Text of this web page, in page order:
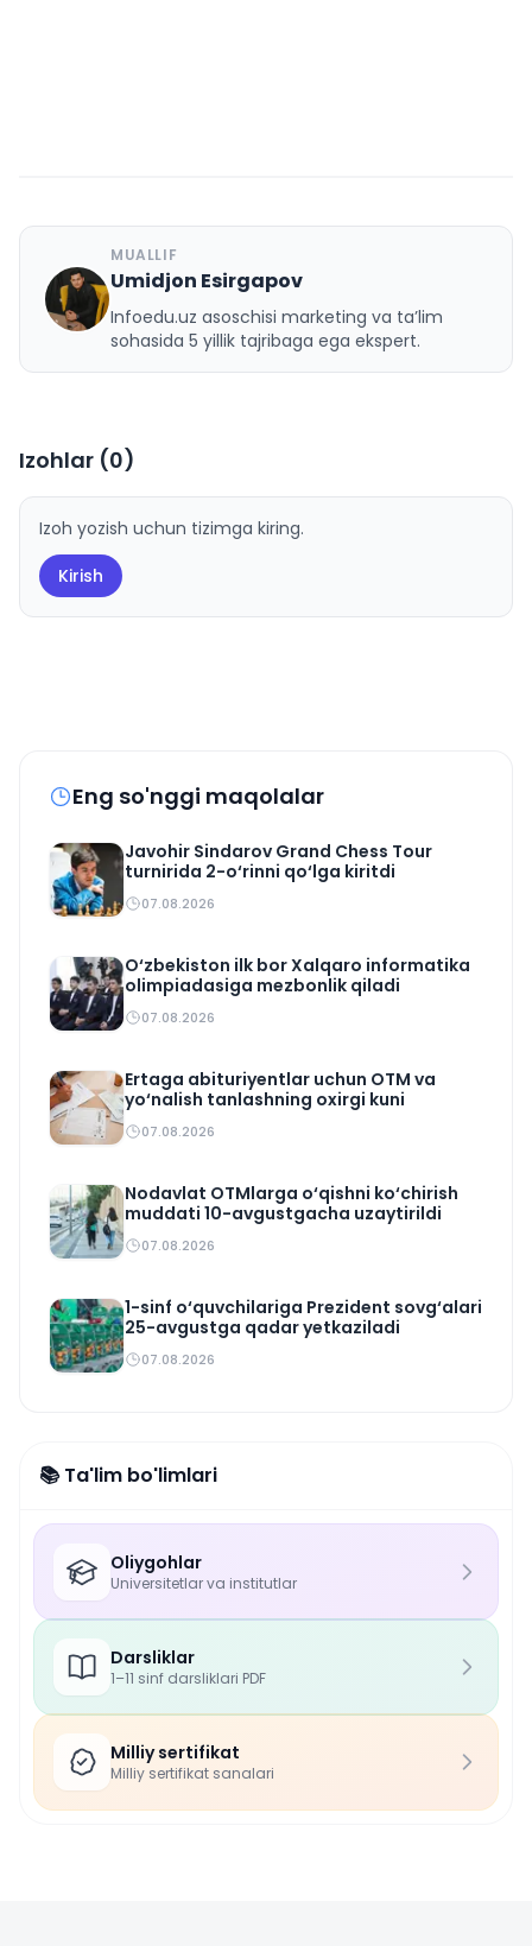
U
MUALLIF
Umidjon Esirgapov
Infoedu.uz asoschisi marketing va ta’lim
sohasida 5 yillik tajribaga ega ekspert.
Izohlar (0)
Izoh yozish uchun tizimga kiring.
Kirish
Eng so'nggi maqolalar
Javohir Sindarov Grand Chess Tour
turnirida 2-o‘rinni qo‘lga kiritdi
07.08.2026
O‘zbekiston ilk bor Xalqaro informatika
olimpiadasiga mezbonlik qiladi
07.08.2026
Ertaga abituriyentlar uchun OTM va
yo‘nalish tanlashning oxirgi kuni
07.08.2026
Nodavlat OTMlarga o‘qishni ko‘chirish
muddati 10-avgustgacha uzaytirildi
07.08.2026
1-sinf o‘quvchilariga Prezident sovg‘alari
25-avgustga qadar yetkaziladi
07.08.2026
📚 Ta'lim bo'limlari
Oliygohlar
Universitetlar va institutlar
Darsliklar
1–11 sinf darsliklari PDF
Milliy sertifikat
Milliy sertifikat sanalari